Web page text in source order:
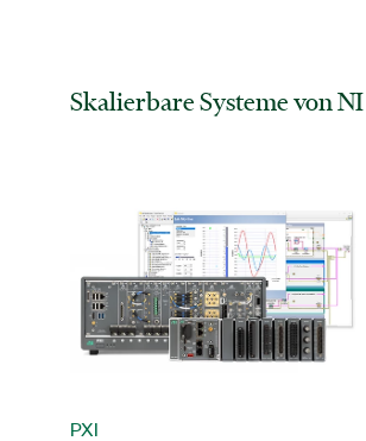
Skalierbare Systeme von NI
PXI